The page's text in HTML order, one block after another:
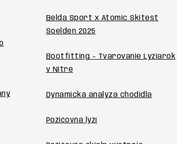
Belda Sport x Atomic Skitest
Soelden 2025
Bootfitting - Tvarovanie Lyžiarok
v Nitre
Dynamická analýza chodidla
Požičovňa lyží